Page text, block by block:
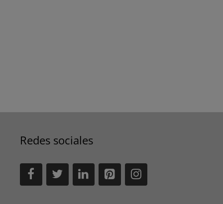
Redes sociales